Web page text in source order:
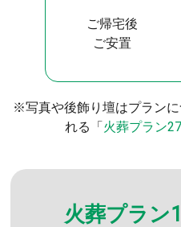
ご帰宅後
ご安置
※写真や後飾り壇はプラン
れる「火葬プラン
火葬プラン